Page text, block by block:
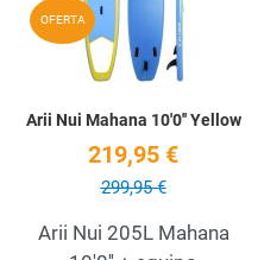
OFERTA
Arii Nui Mahana 10'0'' Yellow
219,95 €
299,95 €
Arii Nui 205L Mahana